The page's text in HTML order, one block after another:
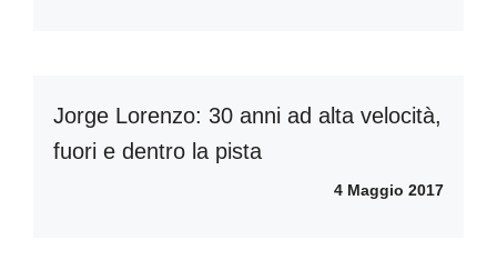
Jorge Lorenzo: 30 anni ad alta velocità,
fuori e dentro la pista
4 Maggio 2017